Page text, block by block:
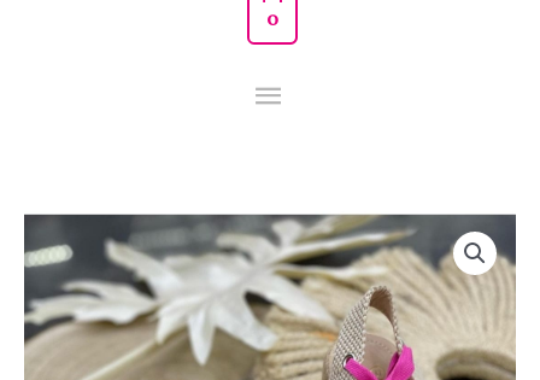
0
LAZO
FUCSIA
cantidad